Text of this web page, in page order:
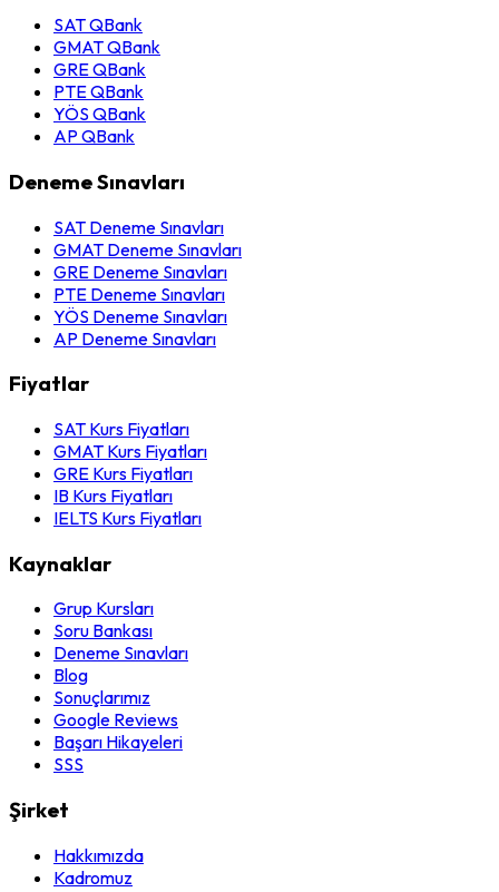
SAT QBank
GMAT QBank
GRE QBank
PTE QBank
YÖS QBank
AP QBank
Deneme Sınavları
SAT Deneme Sınavları
GMAT Deneme Sınavları
GRE Deneme Sınavları
PTE Deneme Sınavları
YÖS Deneme Sınavları
AP Deneme Sınavları
Fiyatlar
SAT Kurs Fiyatları
GMAT Kurs Fiyatları
GRE Kurs Fiyatları
IB Kurs Fiyatları
IELTS Kurs Fiyatları
Kaynaklar
Grup Kursları
Soru Bankası
Deneme Sınavları
Blog
Sonuçlarımız
Google Reviews
Başarı Hikayeleri
SSS
Şirket
Hakkımızda
Kadromuz